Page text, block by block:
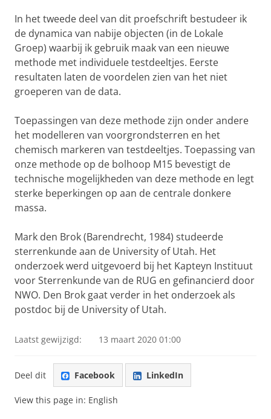
In het tweede deel van dit proefschrift bestudeer ik
de dynamica van nabije objecten (in de Lokale
Groep) waarbij ik gebruik maak van een nieuwe
methode met individuele testdeeltjes. Eerste
resultaten laten de voordelen zien van het niet
groeperen van de data.
Toepassingen van deze methode zijn onder andere
het modelleren van voorgrondsterren en het
chemisch markeren van testdeeltjes. Toepassing van
onze methode op de bolhoop M15 bevestigt de
technische mogelijkheden van deze methode en legt
sterke beperkingen op aan de centrale donkere
massa.
Mark den Brok (Barendrecht, 1984) studeerde
sterrenkunde aan de University of Utah. Het
onderzoek werd uitgevoerd bij het Kapteyn Instituut
voor Sterrenkunde van de RUG en gefinancierd door
NWO. Den Brok gaat verder in het onderzoek als
postdoc bij de University of Utah.
Laatst gewijzigd: 13 maart 2020 01:00
Deel dit Facebook LinkedIn
View this page in: English